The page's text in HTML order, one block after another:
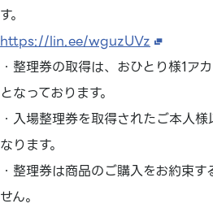
す。
https://lin.ee/wguzUVz
・整理券の取得は、おひとり様1ア
となっております。
・入場整理券を取得されたご本人
なります。
・整理券は商品のご購入をお約束
せん。